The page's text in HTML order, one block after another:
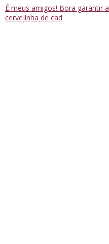
É meus amigos! Bora garantir a
cervejinha de cad